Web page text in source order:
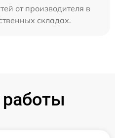
от производителя в
складах.